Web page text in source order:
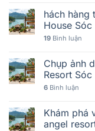
hách hàng
House Sóc
19 Bình luận
Chụp ảnh
Resort Sóc
6 Bình luận
Khám phá
angel